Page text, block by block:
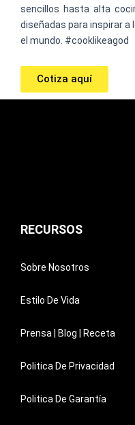
sencillos hasta alta
diseñadas para inspirar a
el mundo. #cooklikeagod
Cotiza aquí
RECURSOS
Sobre Nosotros
Estilo De Vida
Prensa | Blog | Receta
Politica De Privacidad
Politica De Garantía